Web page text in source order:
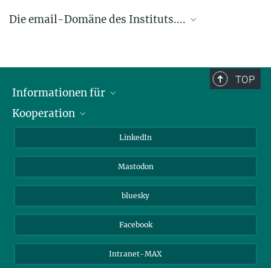
Die email-Domäne des Instituts....
TOP
Informationen für
Journalisten
Kooperation
Beutenberg Campus e.V.
LinkedIn
Mastodon
bluesky
Facebook
Intranet-MAX